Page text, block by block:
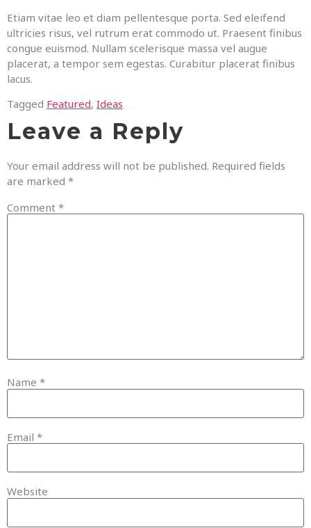
Etiam vitae leo et diam pellentesque porta. Sed eleifend
ultricies risus, vel rutrum erat commodo ut. Praesent finibus
congue euismod. Nullam scelerisque massa vel augue
placerat, a tempor sem egestas. Curabitur placerat finibus
lacus.
Tagged Featured, Ideas
Leave a Reply
Your email address will not be published. Required fields
are marked *
Comment *
Name *
Email *
Website